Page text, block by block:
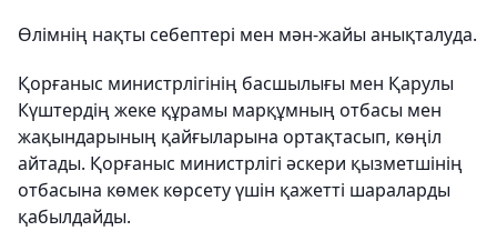
Өлімнің нақты себептері мен мән-жайы анықталуда.
Қорғаныс министрлігінің басшылығы мен Қарулы
Күштердің жеке құрамы марқұмның отбасы мен
жақындарының қайғыларына ортақтасып, көңіл
айтады. Қорғаныс министрлігі әскери қызметшінің
отбасына көмек көрсету үшін қажетті шараларды
қабылдайды.